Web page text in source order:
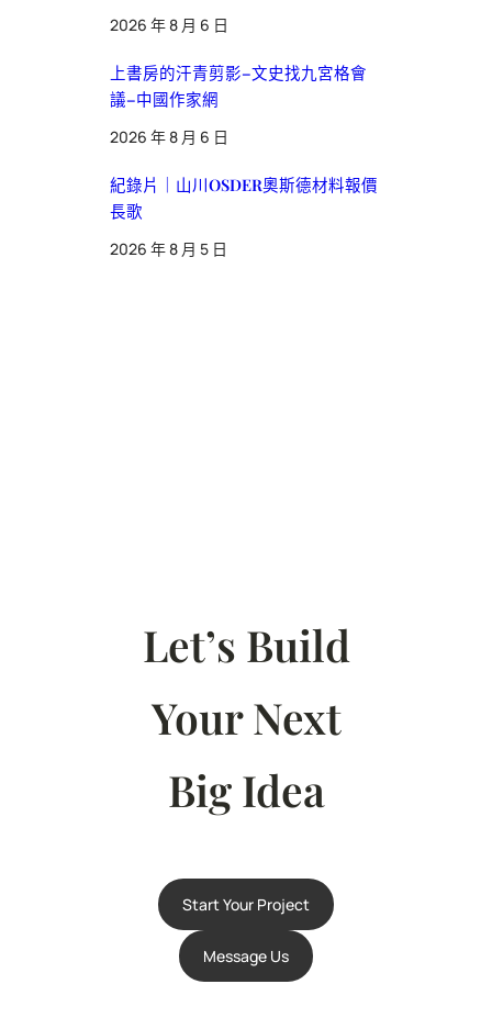
2026 年 8 月 6 日
上書房的汗青剪影–文史找九宮格會
議–中國作家網
2026 年 8 月 6 日
紀錄片｜山川OSDER奧斯德材料報價
長歌
2026 年 8 月 5 日
Let’s Build
Your Next
Big Idea
Start Your Project
Message Us